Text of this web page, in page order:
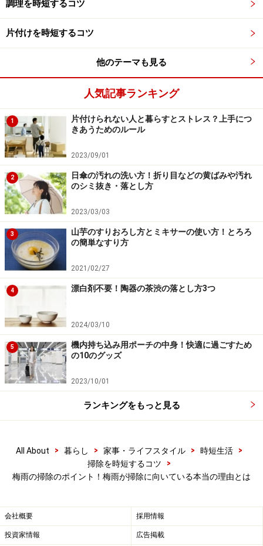
Amazonで見る
２ 浴室
浴室の天井や換気扇の付近には、カビの胞子が付着して
います。この胞子は、掃除のために窓を開けたり換気扇
を回すことで簡単に飛び散り、着床したところに新たな
カビを生む原因になります。アレルギーの原因にもなる
ので、注意したいところ。
このため、浴室の大掃除も、乾燥している時期より湿気
が多い時期のほうが向いています。普段あまり手をかけ
ない天井や窓枠、壁などは、フロアモップの持ち手を短
くしたものに、ウェットタイプのお掃除シートや、使い
捨ててもよいウェスを濡らしたものをセットして拭きま
す。
その上で、浴室のカビ取りなどもしておきましょう。最
後はよく換気をし、カビ予防剤などをかけておくと安心
コジット バイオ お風呂のカビきれい カビ予防 (交換
調理を時短するコツ
片付けを時短するコツ
他のテーマも見る
人気記事ランキング
1
片付けられない人と暮らすとストレス？上手につ
きあうためのルール
2023/09/01
2
日傘の汚れの洗い方！折り目などの黄ばみや汚れ
のシミ抜き・落とし方
2023/03/03
3
山芋のすりおろし方とミキサーの使い方！とろろ
の簡単なすり方
2021/02/27
4 漂白剤不要！陶器の茶渋の落とし方3つ
2024/03/10
5
機内持ち込み用ポーチの中身！快適に過ごすため
の10のグッズ
2023/10/01
ランキングをもっと見る
All About > 暮らし > 家事・ライフスタイル > 時短生活
>
掃除を時短するコツ
>
梅雨の掃除のポイント！梅雨が掃除に向いている本当の理由とは
会社概要 採用情報
投資家情報 広告掲載